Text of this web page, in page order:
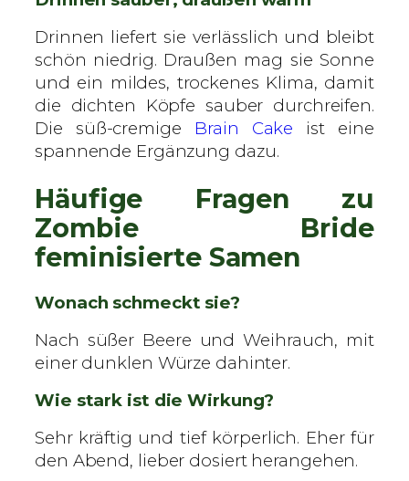
Drinnen liefert sie verlässlich und bleibt
schön niedrig. Draußen mag sie Sonne
und ein mildes, trockenes Klima, damit
die dichten Köpfe sauber durchreifen.
Die süß-cremige Brain Cake ist eine
spannende Ergänzung dazu.
Häufige Fragen zu
Zombie Bride
feminisierte Samen
Wonach schmeckt sie?
Nach süßer Beere und Weihrauch, mit
einer dunklen Würze dahinter.
Wie stark ist die Wirkung?
Sehr kräftig und tief körperlich. Eher für
den Abend, lieber dosiert herangehen.